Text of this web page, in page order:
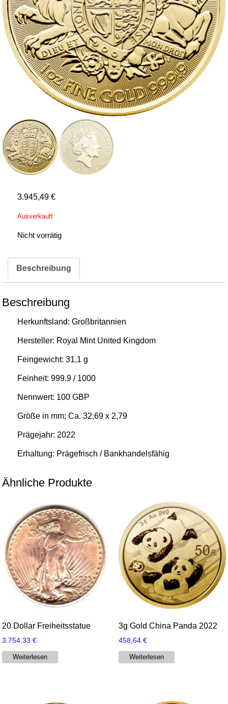
3.945,49€
Ausverkauft
Nicht vorrätig
Beschreibung
Beschreibung
Herkunftsland:Großbritannien
Hersteller: Royal Mint United Kingdom
Feingewicht: 31,1 g
Feinheit: 999.9 / 1000
Nennwert: 100 GBP
Größe in mm: Ca.32,69 x 2,79
Prägejahr: 2022
Erhaltung: Prägefrisch / Bankhandelsfähig
Ähnliche Produkte
20 Dollar Freiheitsstatue
3.754,33€
Weiterlesen
3g Gold China Panda 2022
458,64 €
Weiterlesen